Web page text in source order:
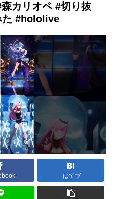
カリオペ #切り抜
た #hololive
はてブ